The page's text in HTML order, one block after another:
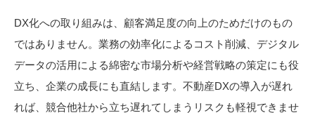
DX化への取り組みは、顧客満足度の向上のためだけのもの
ではありません。業務の効率化によるコスト削減、デジタル
データの活用による綿密な市場分析や経営戦略の策定にも役
立ち、企業の成長にも直結します。不動産DXの導入が遅れ
れば、競合他社から立ち遅れてしまうリスクも軽視できませ